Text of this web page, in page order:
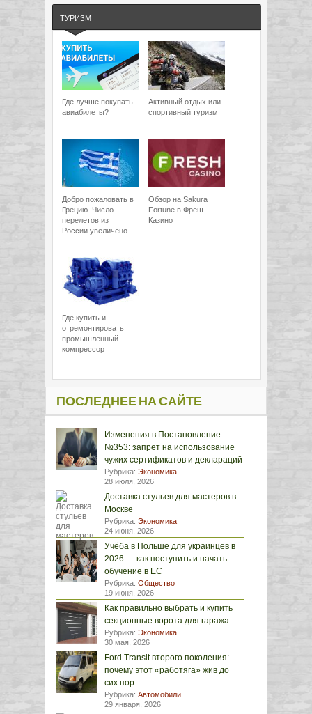
ТУРИЗМ
Где лучше покупать
авиабилеты?
Активный отдых или
спортивный туризм
Добро пожаловать в
Грецию. Число
перелетов из
России увеличено
Обзор на Sakura
Fortune в Фреш
Казино
Где купить и
отремонтировать
промышленный
компрессор
ПОСЛЕДНЕЕ НА САЙТЕ
Изменения в Постановление
№353: запрет на использование
чужих сертификатов и деклараций
Рубрика: Экономика
28 июля, 2026
Доставка стульев для мастеров в
Москве
Рубрика: Экономика
24 июня, 2026
Учёба в Польше для украинцев в
2026 — как поступить и начать
обучение в ЕС
Рубрика: Общество
19 июня, 2026
Как правильно выбрать и купить
секционные ворота для гаража
Рубрика: Экономика
30 мая, 2026
Ford Transit второго поколения:
почему этот «работяга» жив до
сих пор
Рубрика: Автомобили
29 января, 2026